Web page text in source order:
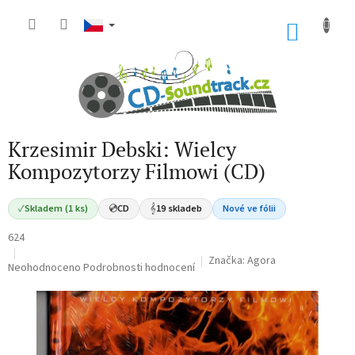
Krzesimir Debski: Wielcy
Kompozytorzy Filmowi (CD)
✓Skladem (1 ks) 💿CD 𝄞19 skladeb Nové ve fólii
624
Průměrné
produktu
Neohodnoceno Podrobnosti hodnocení Značka: Agora